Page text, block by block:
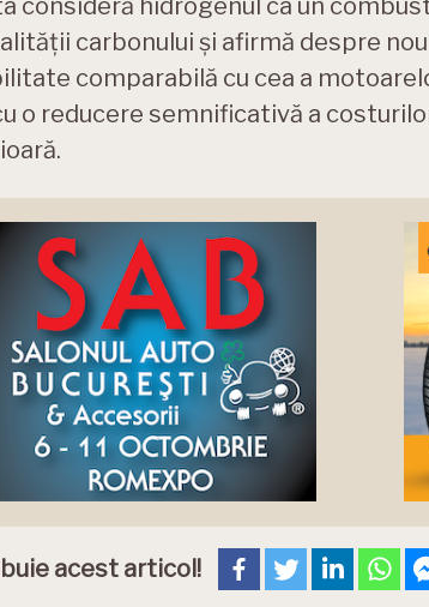
carbonului și afirmă despre
comparabilă cu cea a
o reducere semnificativă a
acest articol!